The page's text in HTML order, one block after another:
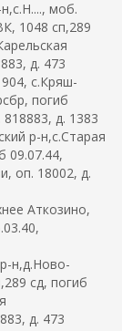
моб.
1048 сп,289
д. 473
с.Кряш-
погиб
д. 1383
р-н,с.Старая
09.07.44,
оп. 18002, д.
Аткозино,
н,д.Ново-
сд, погиб
д. 473